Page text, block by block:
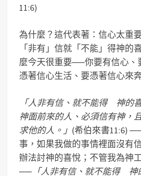
11:6)
為什麼？這代表著：信心太重
「非有」信就「不能」得神的
麼今天很重要──你要有信心、
憑著信心生活、要憑著信心來
「人非有信、就不能得 神的
神面前來的人、必須信有神，
求他的人。」 (希伯來書11:6)
事，如果我做的事情裡面沒有
辦法討神的喜悅；不管我為神
── 「人非有信、就不能得 神